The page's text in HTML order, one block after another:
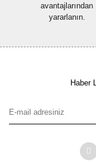
avantajlarından
yararlanın.
Haber